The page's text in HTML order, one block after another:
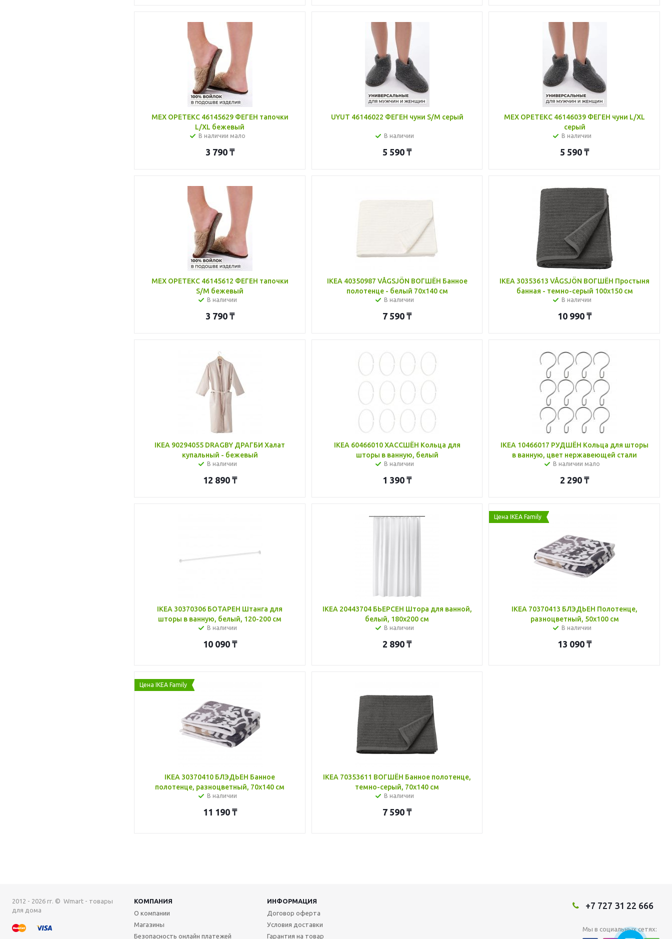
МЕХ ОРЕТЕКС 46145629 ФЕГЕН тапочки
L/XL бежевый
В наличии мало
3 790₸
UYUT 46146022 ФЕГЕН чуни S/M серый
В наличии
5 590 ₸
МЕХ ОРЕТЕКС 46146039 ФЕГЕН чуни L/XL
серый
В наличии
5 590 ₸
МЕХ ОРЕТЕКС 46145612 ФЕГЕН тапочки
S/M бежевый
В наличии
3 790₸
IKEA 40350987 VÅGSJÖN ВОГШЁН Банное
полотенце - белый 70x140 см
В наличии
7 590 ₸
IKEA 30353613 VÅGSJÖN ВОГШЁН Простыня
банная - темно-серый 100x150 см
В наличии
10 990 ₸
IKEA 90294055 DRAGBY ДРАГБИ Халат
купальный - бежевый
В наличии
12 890₸
IKEA 60466010 ХАССШЁН Кольца для
шторы в ванную, белый
В наличии
1 390 ₸
IKEA 10466017 РУДШЁН Кольца для шторы
в ванную, цвет нержавеющей стали
В наличии мало
2 290 ₸
IKEA 30370306 БОТАРЕН Штанга для
шторы в ванную, белый, 120-200 см
В наличии
10 090₸
IKEA 20443704 БЬЕРСЕН Штора для ванной,
белый, 180x200 см
В наличии
2 890 ₸
Цена IKEA Family
IKEA 70370413 БЛЭДЬЕН Полотенце,
разноцветный, 50x100 см
В наличии
13 090 ₸
Цена IKEA Family
IKEA 30370410 БЛЭДЬЕН Банное
полотенце, разноцветный, 70x140 см
В наличии
11 190₸
IKEA 70353611 ВОГШЁН Банное полотенце,
темно-серый, 70x140 см
В наличии
7 590 ₸
2012 - 2026 гг. © Wmart - товары
для дома
КОМПАНИЯ
ИНФОРМАЦИЯ
О компании
Магазины
Безопасность онлайн платежей
Договор оферта
Условия доставки
Гарантия на товар
+7 727 31 22 666
Мы в социальных сетях: